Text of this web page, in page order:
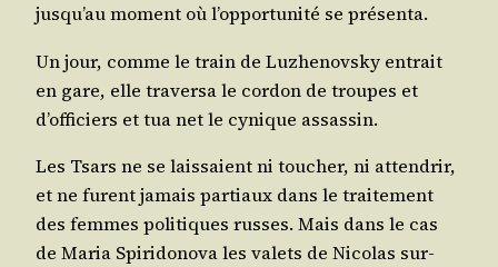
jusqu’au moment où l’opportunité se présenta.
Un jour, comme le train de Luz­he­novs­ky entrait
en gare, elle tra­ver­sa le cor­don de troupes et
d’officiers et tua net le cynique assassin.
Les Tsars ne se lais­saient ni tou­cher, ni atten­drir,
et ne furent jamais par­tiaux dans le trai­te­ment
des femmes poli­tiques russes. Mais dans le cas
de Maria Spi­ri­do­no­va les valets de Nico­las sur­